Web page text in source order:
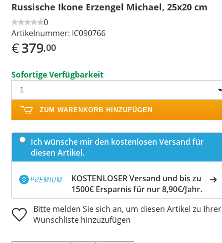
Russische Ikone Erzengel Michael, 25x20 cm
0
Artikelnummer: IC090766
€379,00
Sofortige Verfügbarkeit
ZUM WARENKORB HINZUFÜGEN
Ich wünsche mir den kostenlosen Versand für
diesen Artikel.
KOSTENLOSER Versand und bis zu
1500€ Ersparnis für nur 8,90€/Jahr.
Bitte melden Sie sich an, um diesen Artikel zu Ihrer
Wunschliste hinzuzufügen